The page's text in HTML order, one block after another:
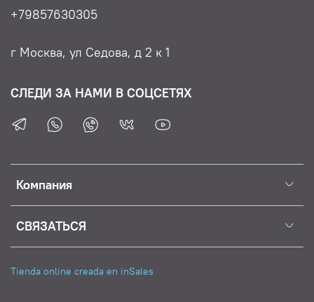
Компания
СВЯЗАТЬСЯ
+79857630305
г Москва, ул Седова, д 2 к 1
СЛЕДИ ЗА НАМИ В СОЦСЕТЯХ
Tienda online creada en inSales